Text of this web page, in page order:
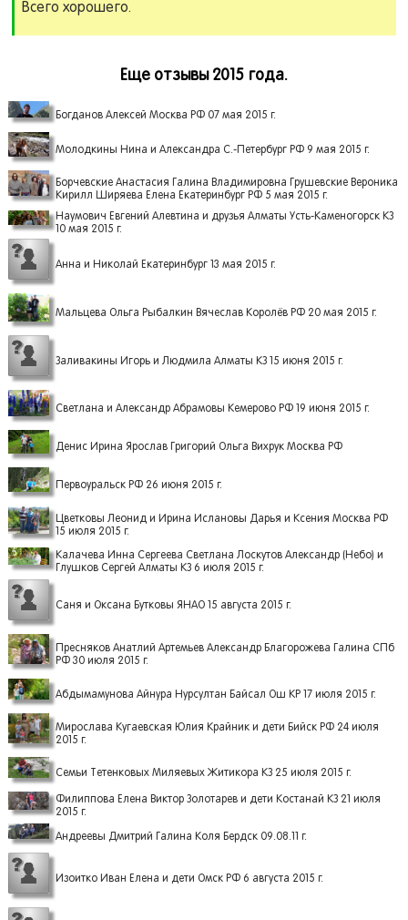
Всего хорошего.
Еще отзывы 2015 года.
Богданов Алексей Москва РФ 07 мая 2015 г.
Молодкины Нина и Александра С.-Петербург РФ 9 мая 2015 г.
Борчевские Анастасия Галина Владимировна Грушевские Вероника
Кирилл Ширяева Елена Екатеринбург РФ 5 мая 2015 г.
Наумович Евгений Алевтина и друзья Алматы Усть-Каменогорск КЗ
10 мая 2015 г.
Анна и Николай Екатеринбург 13 мая 2015 г.
Мальцева Ольга Рыбалкин Вячеслав Королёв РФ 20 мая 2015 г.
Заливакины Игорь и Людмила Алматы КЗ 15 июня 2015 г.
Светлана и Александр Абрамовы Кемерово РФ 19 июня 2015 г.
Денис Ирина Ярослав Григорий Ольга Вихрук Москва РФ
Первоуральск РФ 26 июня 2015 г.
Цветковы Леонид и Ирина Ислановы Дарья и Ксения Москва РФ
15 июля 2015 г.
Калачева Инна Сергеева Светлана Лоскутов Александр (Небо) и
Глушков Сергей Алматы КЗ 6 июля 2015 г.
Саня и Оксана Бутковы ЯНАО 15 августа 2015 г.
Пресняков Анатлий Артемьев Александр Благорожева Галина СПб
РФ 30 июля 2015 г.
Абдымамунова Айнура Нурсултан Байсал Ош КР 17 июля 2015 г.
Мирослава Кугаевская Юлия Крайник и дети Бийск РФ 24 июля
2015 г.
Семьи Тетенковых Миляевых Житикора КЗ 25 июля 2015 г.
Филиппова Елена Виктор Золотарев и дети Костанай КЗ 21 июля
2015 г.
Андреевы Дмитрий Галина Коля Бердск 09.08.11 г.
Изоитко Иван Елена и дети Омск РФ 6 августа 2015 г.